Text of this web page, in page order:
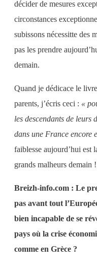
décider de mesures
circonstances
subissons nécessitte des
pas les prendre
demain.
Quand je dédicace le
parents, j’écris ceci : «
les descendants de leurs
dans une France encore
faiblesse aujourd’hui est
grands malheurs demain !
Breizh-info.com : Le
pas avant tout
bien incapable de se
pays où la crise
comme en Grèce ?